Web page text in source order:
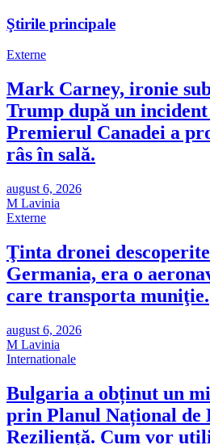
Ştirile principale
Externe
Mark Carney, ironie
Trump după un
Premierul Canadei a
râs în sală.
august 6, 2026
M Lavinia
Externe
Ţinta dronei
Germania, era o
care transporta muniţie.
august 6, 2026
M Lavinia
Internationale
Bulgaria a obținut un
prin Planul Național de
Reziliență. Cum vor